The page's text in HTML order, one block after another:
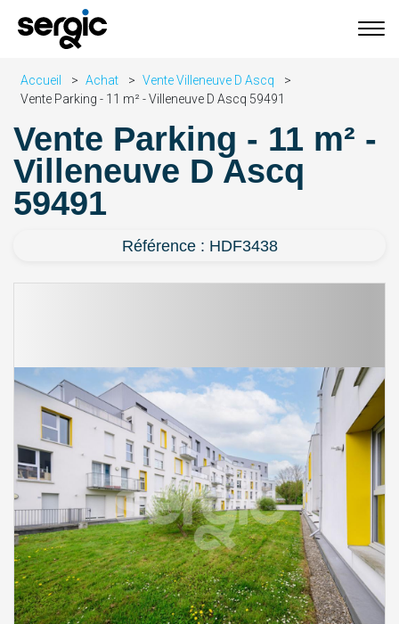
Accueil Achat
Vente Villeneuve D Ascq
Vente Parking - 11 m² - Villeneuve D Ascq 59491
Vente Parking - 11 m² -
Villeneuve D Ascq
59491
Référence : HDF3438